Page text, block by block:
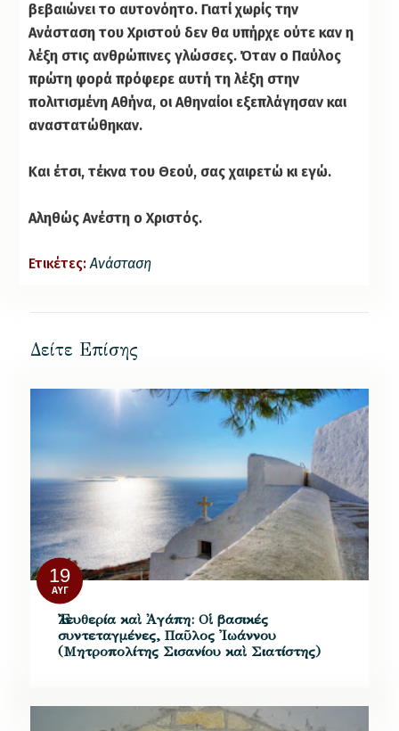
βεβαιώνει το αυτονόητο. Γιατί χωρίς την
Ανάσταση του Χριστού δεν θα υπήρχε ούτε καν η
λέξη στις ανθρώπινες γλώσσες. Όταν ο Παύλος
πρώτη φορά πρόφερε αυτή τη λέξη στην
πολιτισμένη Αθήνα, οι Αθηναίοι εξεπλάγησαν και
αναστατώθηκαν.
Και έτσι, τέκνα του Θεού, σας χαιρετώ κι εγώ.
Αληθώς Ανέστη ο Χριστός.
Ετικέτες: Ανάσταση
Δείτε Επίσης
19
ΑΥΓ
Ἐλευθερία καὶ Ἀγάπη: Οἱ βασικές
συντεταγμένες, Παῦλος Ἰωάννου
(Μητροπολίτης Σισανίου καὶ Σιατίστης)